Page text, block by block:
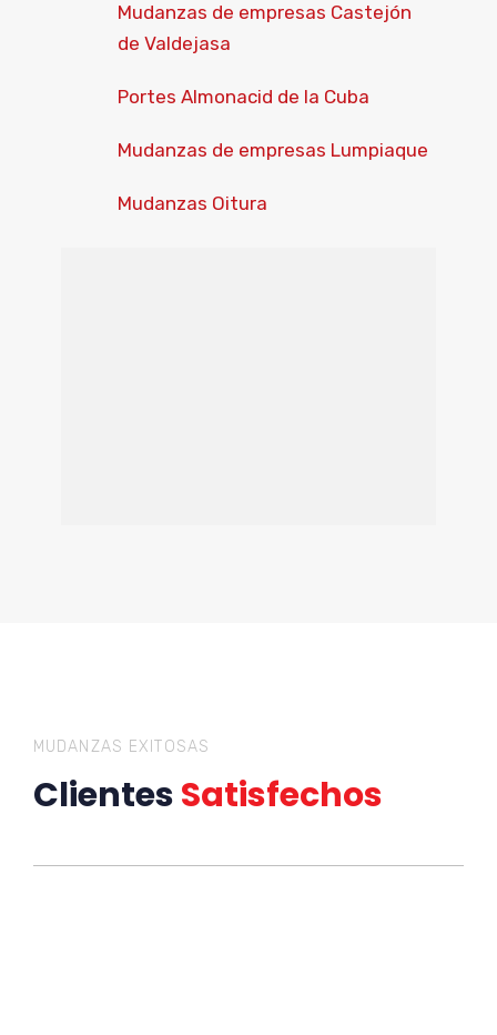
Mudanzas de empresas Castejón
de Valdejasa
Portes Almonacid de la Cuba
Mudanzas de empresas Lumpiaque
Mudanzas Oitura
MUDANZAS EXITOSAS
ClientesSatisfechos